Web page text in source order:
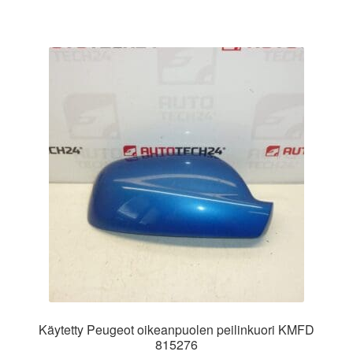
Käytetty Peugeot oikeanpuolen peilinkuori KMFD
815276